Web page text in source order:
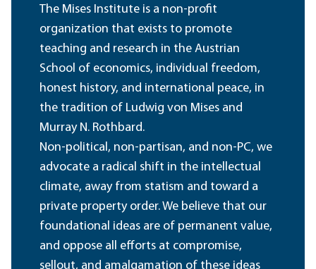
The Mises Institute is a non-profit
organization that exists to promote
teaching and research in the Austrian
School of economics, individual freedom,
honest history, and international peace, in
the tradition of Ludwig von Mises and
Murray N. Rothbard.
Non-political, non-partisan, and non-PC, we
advocate a radical shift in the intellectual
climate, away from statism and toward a
private property order. We believe that our
foundational ideas are of permanent value,
and oppose all efforts at compromise,
sellout, and amalgamation of these ideas